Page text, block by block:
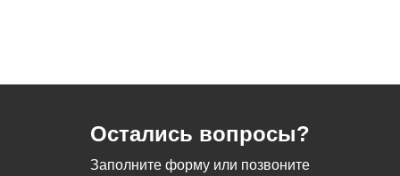
Остались вопросы?
Заполните форму или позвоните